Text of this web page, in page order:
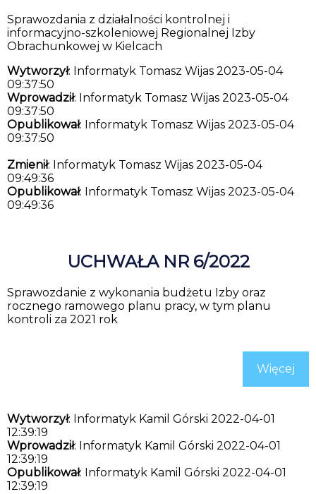
Sprawozdania z działalności kontrolnej i
informacyjno-szkoleniowej Regionalnej Izby
Obrachunkowej w Kielcach
Wytworzył: Informatyk Tomasz Wijas 2023-05-04
09:37:50
Wprowadził: Informatyk Tomasz Wijas 2023-05-04
09:37:50
Opublikował: Informatyk Tomasz Wijas 2023-05-04
09:37:50
Zmienił: Informatyk Tomasz Wijas 2023-05-04
09:49:36
Opublikował: Informatyk Tomasz Wijas 2023-05-04
09:49:36
UCHWAŁA NR 6/2022
Sprawozdanie z wykonania budżetu Izby oraz
rocznego ramowego planu pracy, w tym planu
kontroli za 2021 rok
Więcej
Wytworzył: Informatyk Kamil Górski 2022-04-01
12:39:19
Wprowadził: Informatyk Kamil Górski 2022-04-01
12:39:19
Opublikował: Informatyk Kamil Górski 2022-04-01
12:39:19